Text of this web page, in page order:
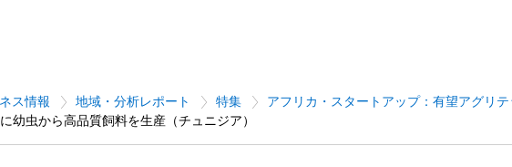
ス情報 地域・分析レポート 特集
アフリカ・スタートアップ：有望アグリテ
幼虫から高品質飼料を生産（チュニジア）